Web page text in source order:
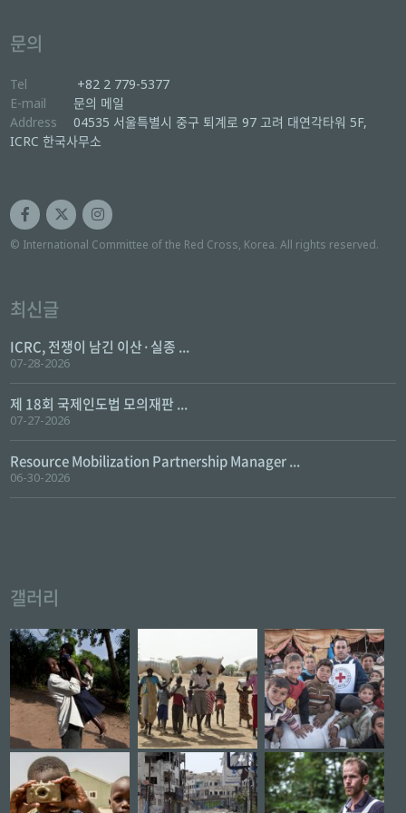
문의
Tel
+82 2 779-5377
E-mail
문의 메일
Address
04535 서울특별시 중구 퇴계로 97 고려 대연각타워 5F,
ICRC 한국사무소
© International Committee of the Red Cross, Korea. All rights reserved.
최신글
ICRC, 전쟁이 남긴 이산·실종 ...
07-28-2026
제 18회 국제인도법 모의재판 ...
07-27-2026
Resource Mobilization Partnership Manager ...
06-30-2026
갤러리